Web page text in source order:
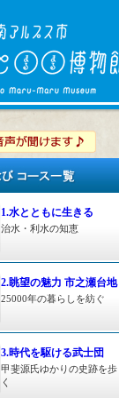
1.水とともに生きる
治水・利水の知恵
2.眺望の魅力 市之瀬台地
25000年の暮らしを紡ぐ
3.時代を駆ける武士団
甲斐源氏ゆかりの史跡を歩
く